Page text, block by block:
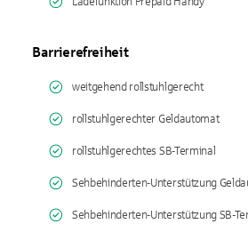
Barrierefreiheit
weitgehend rollstuhlgerecht
rollstuhlgerechter Geldautomat
rollstuhlgerechtes SB-Terminal
Sehbehinderten-Unterstützung
Sehbehinderten-Unterstützung SB-